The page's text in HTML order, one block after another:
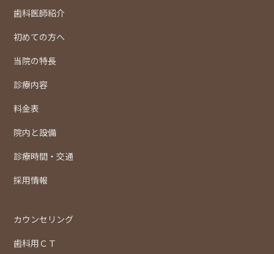
歯科医師紹介
初めての方へ
当院の特長
診療内容
料金表
院内と設備
診療時間・交通
採用情報
カウンセリング
歯科用ＣＴ